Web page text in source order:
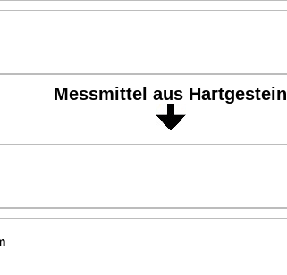
Messmittel aus Hartgestein